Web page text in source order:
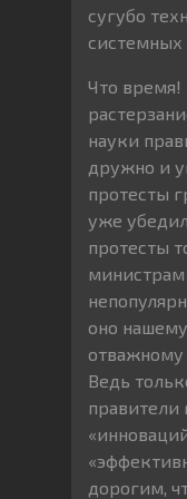
сугубо
системных
Что время!
науки
дружно и
протесты
уже
протесты
министрам
оно
отважному
Ведь
дорогим,